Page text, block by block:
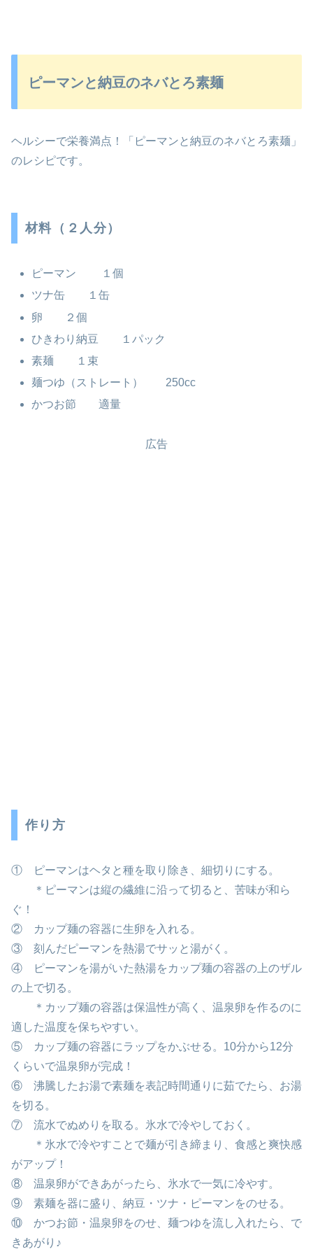
ピーマンと納豆のネバとろ素麺
ヘルシーで栄養満点！「ピーマンと納豆のネバとろ素麺」
のレシピです。
材料（２人分）
ピーマン １個
ツナ缶 １缶
卵 ２個
ひきわり納豆 １パック
素麺 １束
麺つゆ（ストレート） 250cc
かつお節 適量
広告
作り方
① ピーマンはヘタと種を取り除き、細切りにする。
＊ピーマンは縦の繊維に沿って切ると、苦味が和ら
ぐ！
② カップ麺の容器に生卵を入れる。
③ 刻んだピーマンを熱湯でサッと湯がく。
④ ピーマンを湯がいた熱湯をカップ麺の容器の上のザル
の上で切る。
＊カップ麺の容器は保温性が高く、温泉卵を作るのに
適した温度を保ちやすい。
⑤ カップ麺の容器にラップをかぶせる。10分から12分
くらいで温泉卵が完成！
⑥ 沸騰したお湯で素麺を表記時間通りに茹でたら、お湯
を切る。
⑦ 流水でぬめりを取る。氷水で冷やしておく。
＊氷水で冷やすことで麺が引き締まり、食感と爽快感
がアップ！
⑧ 温泉卵ができあがったら、氷水で一気に冷やす。
⑨ 素麺を器に盛り、納豆・ツナ・ピーマンをのせる。
⑩ かつお節・温泉卵をのせ、麺つゆを流し入れたら、で
きあがり♪